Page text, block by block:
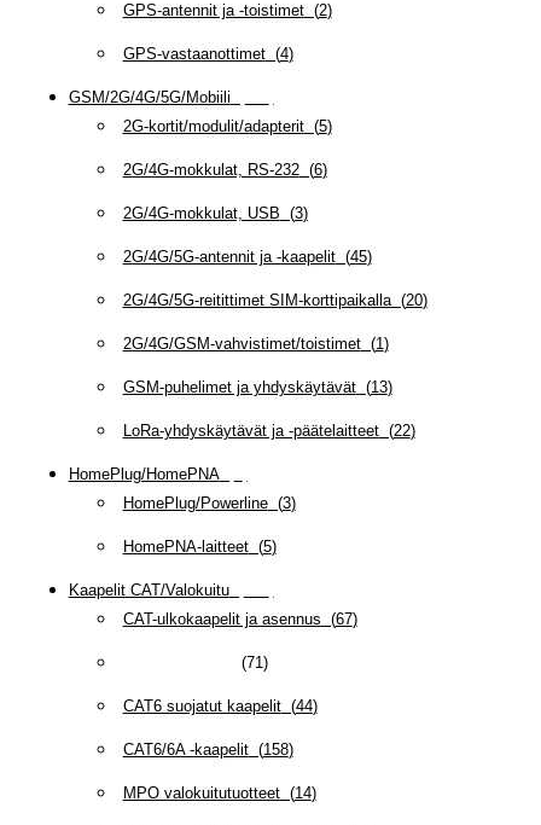
GPS-antennit ja -toistimet(2)
GPS-vastaanottimet(4)
GSM/2G/4G/5G/Mobiili
2G-kortit/modulit/adapterit(5)
2G/4G-mokkulat, RS-232(6)
2G/4G-mokkulat, USB (3)
2G/4G/5G-antennit ja -kaapelit(45)
2G/4G/5G-reitittimet SIM-korttipaikalla(20)
2G/4G/GSM-vahvistimet/toistimet(1 )
GSM-puhelimet ja yhdyskäytävät(13)
LoRa-yhdyskäytävät ja -päätelaitteet(22)
HomePlug/HomePNA(
HomePlug/Powerline(3)
HomePNA-laitteet(5)
Kaapelit CAT/Valokuitu(
CAT-ulkokaapelit ja asennus (67)
(71 )
CAT6 suojatut kaapelit(44)
CAT6/6A -kaapelit(158)
MPO valokuitutuotteet(14)